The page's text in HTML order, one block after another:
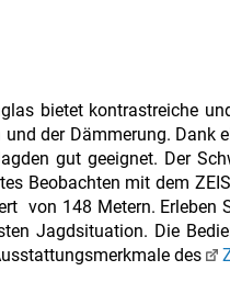
bietet kontrastreiche
der Dämmerung. Dank
gut geeignet. Der
Beobachten mit dem
von 148 Metern.
Jagdsituation. Die
des